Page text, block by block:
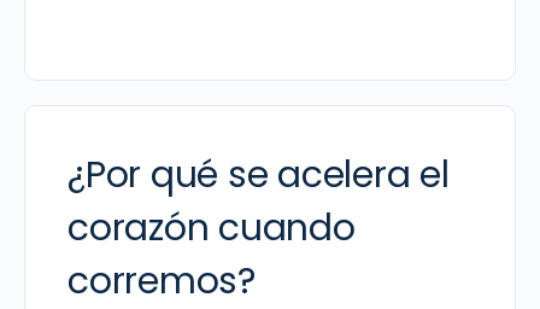
¿Por qué se acelera el
corazón cuando
corremos?